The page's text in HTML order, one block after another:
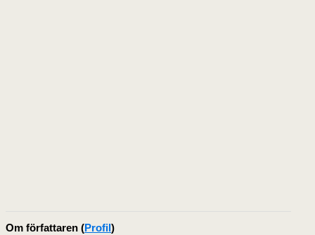
Om författaren (Profil)